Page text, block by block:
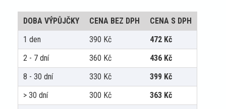
DOBA VÝPŮJČKY CENA BEZ DPH
CENA S DPH
1 den
390 Kč 472 Kč
2 - 7 dní
360 Kč 436 Kč
8 - 30 dní
330 Kč 399 Kč
> 30 dní
300 Kč 363 Kč